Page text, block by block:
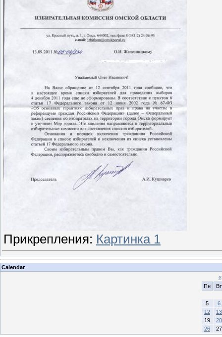
Прикрепления: Картинка 1
Calendar
«
Пн
Вт
5
6
12
13
19
20
26
27